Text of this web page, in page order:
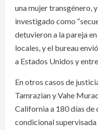
una mujer transgénero,
investigado como
detuvieron a la pareja
locales, y el bureau
a Estados Unidos y
En otros casos de
Tamrazian y Vahe
California a 180 días de
condicional